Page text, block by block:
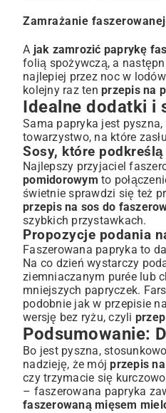
Zamrażanie
A jak zamrozić paprykę
folią spożywczą, a
najlepiej przez noc w
kolejny raz ten przepis na
Idealne dodatki i
Sama papryka jest
towarzystwo, na które
Sosy, które
Najlepszy przyjaciel
pomidorowym to
świetnie sprawdzi się też
przepis na sos do
szybkich przystawkach.
Propozycje podania
Faszerowana papryka to
Na co dzień wystarczy
ziemniaczanym purée lub
mniejszych papryczek.
podobnie jak w przepisie
wersję bez ryżu, czyli
Podsumowanie:
Bo jest pyszna,
nadzieję, że mójprzepis
czy trzymacie się
– faszerowana papryka
faszerowaną mięsem